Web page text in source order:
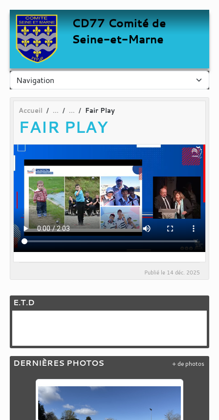
CD77 Comité de
Seine-et-Marne
Accueil Fair Play
FAIR PLAY
Publié le 14 déc. 2025
E.T.D
DERNIÈRES PHOTOS + de photos